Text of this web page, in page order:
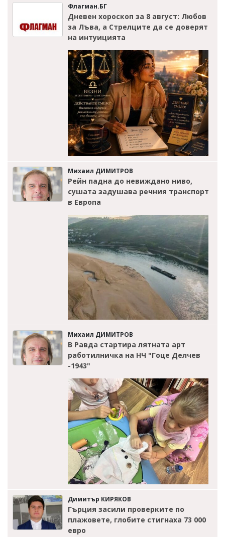
Флагман.БГ
Дневен хороскоп за 8 август: Любов
за Лъва, а Стрелците да се доверят
на интуицията
Михаил ДИМИТРОВ
Рейн падна до невиждано ниво,
сушата задушава речния транспорт
в Европа
Михаил ДИМИТРОВ
В Равда стартира лятната арт
работилничка на НЧ "Гоце Делчев
-1943"
Димитър КИРЯКОВ
Гърция засили проверките по
плажовете, глобите стигнаха 73 000
евро